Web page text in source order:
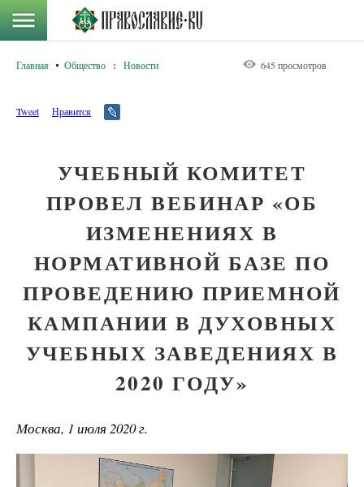
Главная Общество : Новости 645 просмотров
Tweet Нравится
УЧЕБНЫЙ КОМИТЕТ
ПРОВЕЛ ВЕБИНАР «ОБ
ИЗМЕНЕНИЯХ В
НОРМАТИВНОЙ БАЗЕ ПО
ПРОВЕДЕНИЮ ПРИЕМНОЙ
КАМПАНИИ В ДУХОВНЫХ
УЧЕБНЫХ ЗАВЕДЕНИЯХ В
2020 ГОДУ»
Москва, 1 июля 2020 г.